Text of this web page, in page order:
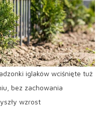
iglaków wciśnięte tuż
bez zachowania
wzrost